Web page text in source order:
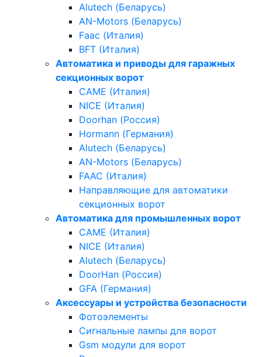
Alutech (Беларусь)
AN-Motors (Беларусь)
Faac (Италия)
BFT (Италия)
Автоматика и приводы для гаражных
секционных ворот
CAME (Италия)
NICE (Италия)
Doorhan (Россия)
Hormann (Германия)
Alutech (Беларусь)
AN-Motors (Беларусь)
FAAC (Италия)
Направляющие для автоматики
секционных ворот
Автоматика для промышленных ворот
CAME (Италия)
NICE (Италия)
Alutech (Беларусь)
DoorHan (Россия)
GFA (Германия)
Аксессуары и устройства безопасности
Фотоэлементы
Сигнальные лампы для ворот
Gsm модули для ворот